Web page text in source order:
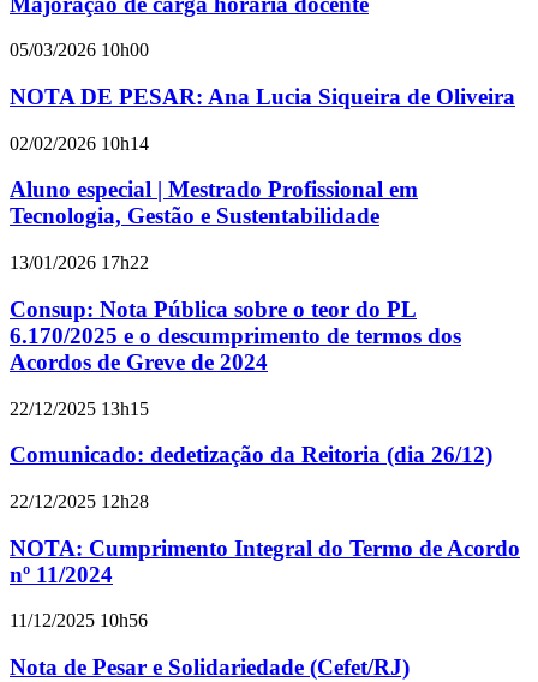
05/03/2026 10h00
NOTA DE PESAR: Ana Lucia Siqueira de Oliveira
02/02/2026 10h14
Aluno especial | Mestrado Profissional em
Tecnologia, Gestão e Sustentabilidade
13/01/2026 17h22
Consup: Nota Pública sobre o teor do PL
6.170/2025 e o descumprimento de termos dos
Acordos de Greve de 2024
22/12/2025 13h15
Comunicado: dedetização da Reitoria (dia 26/12)
22/12/2025 12h28
NOTA: Cumprimento Integral do Termo de Acordo
nº 11/2024
11/12/2025 10h56
Nota de Pesar e Solidariedade (Cefet/RJ)